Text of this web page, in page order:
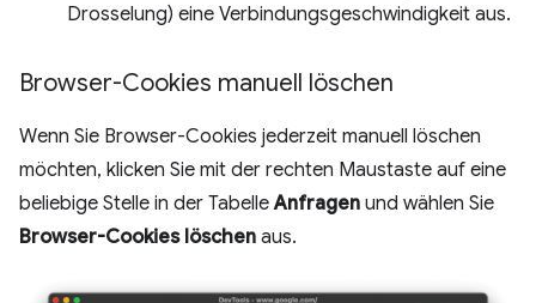
Drosselung) eine Verbindungsgeschwindigkeit aus.
Browser-Cookies manuell löschen
Wenn Sie Browser-Cookies jederzeit manuell löschen
möchten, klicken Sie mit der rechten Maustaste auf eine
beliebige Stelle in der TabelleAnfragen und wählen Sie
Browser-Cookies löschen aus.